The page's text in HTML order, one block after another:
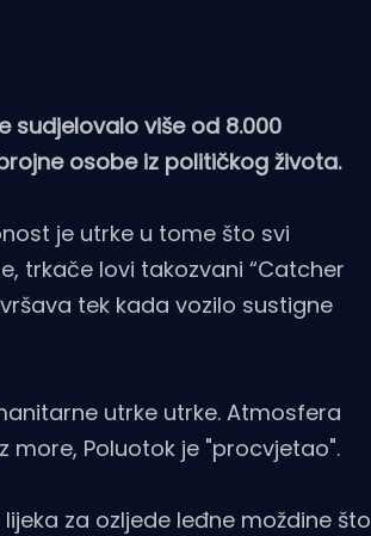
sudjelovalo više od 8.000
osobe iz političkog života.
je utrke u tome što svi
trkače lovi takozvani “Catcher
tek kada vozilo sustigne
utrke utrke. Atmosfera
Poluotok je "procvjetao".
za ozljede leđne moždine što